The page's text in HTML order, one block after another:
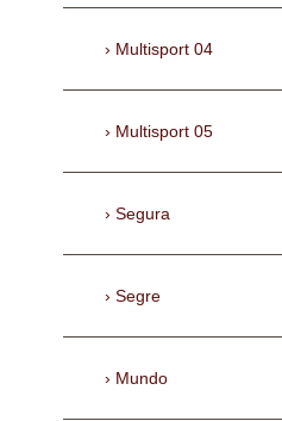
Multisport 04
Multisport 05
Segura
Segre
Mundo